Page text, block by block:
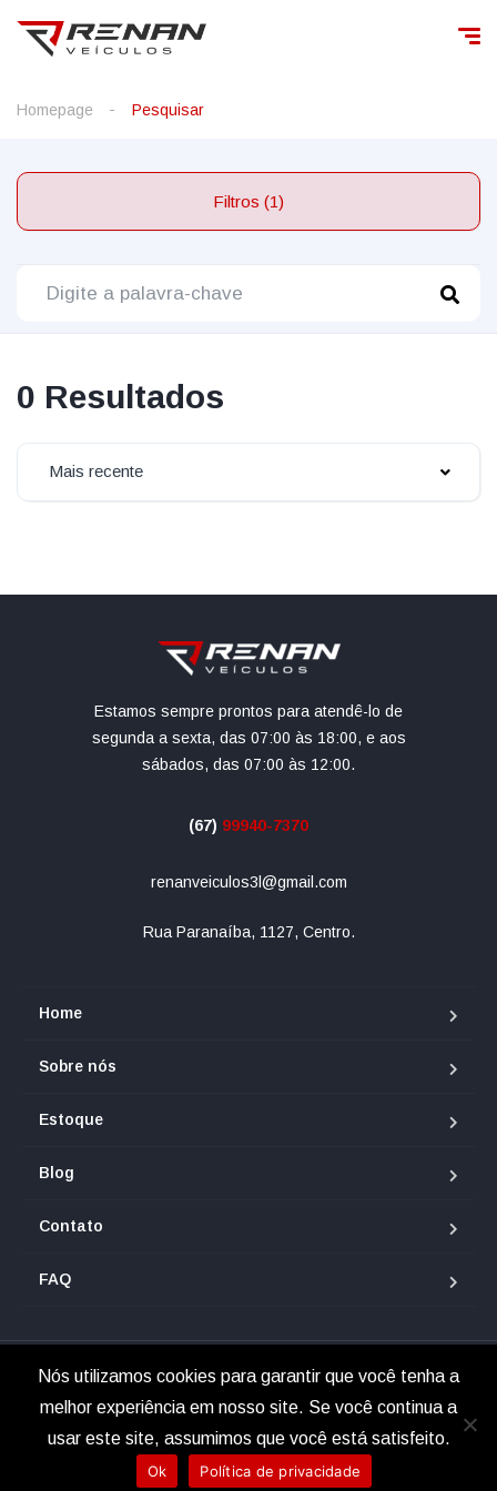
Homepage Pesquisar
Filtros (1)
0 Resultados
Mais recente
Estamos sempre prontos para atendê-lo de
segunda a sexta, das 07:00 às 18:00, e aos
sábados, das 07:00 às 12:00.
(67) 99940-7370
renanveiculos3l@gmail.com
Rua Paranaíba, 1127, Centro.
Home
Sobre nós
Estoque
Blog
Contato
FAQ
© 2025 Renan Veículos.
Nós utilizamos cookies para garantir que você tenha a
melhor experiência em nosso site. Se você continua a
usar este site, assumimos que você está satisfeito.
Ok Política de privacidade